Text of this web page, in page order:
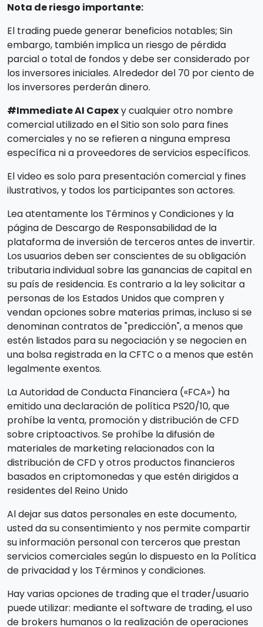
Nota de riesgo importante:
El trading puede generar beneficios notables; Sin
embargo, también implica un riesgo de pérdida
parcial o total de fondos y debe ser considerado por
los inversores iniciales. Alrededor del 70 por ciento de
los inversores perderán dinero.
#Immediate AI Capexy cualquier otro nombre
comercial utilizado en el Sitio son solo para fines
comerciales y no se refieren a ninguna empresa
específica ni a proveedores de servicios específicos.
El video es solo para presentación comercial y fines
ilustrativos, y todos los participantes son actores.
Lea atentamente los Términos y Condiciones y la
página de Descargo de Responsabilidad de la
plataforma de inversión de terceros antes de invertir.
Los usuarios deben ser conscientes de su obligación
tributaria individual sobre las ganancias de capital en
su país de residencia. Es contrario a la ley solicitar a
personas de los Estados Unidos que compren y
vendan opciones sobre materias primas, incluso si se
denominan contratos de "predicción", a menos que
estén listados para su negociación y se negocien en
una bolsa registrada en la CFTC o a menos que estén
legalmente exentos.
La Autoridad de Conducta Financiera («FCA») ha
emitido una declaración de política PS20/10, que
prohíbe la venta, promoción y distribución de CFD
sobre criptoactivos. Se prohíbe la difusión de
materiales de marketing relacionados con la
distribución de CFD y otros productos financieros
basados en criptomonedas y que estén dirigidos a
residentes del Reino Unido
Al dejar sus datos personales en este documento,
usted da su consentimiento y nos permite compartir
su información personal con terceros que prestan
servicios comerciales según lo dispuesto en la Política
de privacidad y los Términos y condiciones.
Hay varias opciones de trading que el trader/usuario
puede utilizar: mediante el software de trading, el uso
de brokers humanos o la realización de operaciones